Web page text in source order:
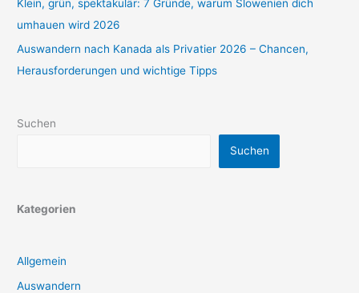
Klein, grün, spektakulär: 7 Gründe, warum Slowenien dich
umhauen wird 2026
Auswandern nach Kanada als Privatier 2026 – Chancen,
Herausforderungen und wichtige Tipps
Suchen
Suchen
Kategorien
Allgemein
Auswandern